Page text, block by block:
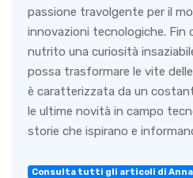
passione travolgente per il
innovazioni tecnologiche. Fin
nutrito una curiosità
possa trasformare le vite
è caratterizzata da un
le ultime novità in campo
storie che ispirano e
Consulta tutti gli articoli di Anna